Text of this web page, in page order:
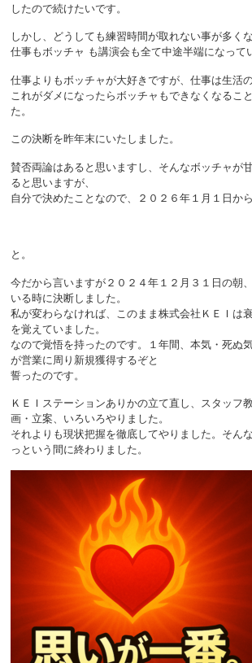
したので続けたいです。
しかし、どうしても練習時間が取れない事が多く
仕事もボッチャ も講演会も全て中途半端になって
仕事よりもボッチャが大好きですが、仕事は生活の
これがダメになったらボッチャもできなくなるこ
た。
この決断を昨年末にいたしました。
賛否両論はあると思いますし、そんなボッチャが
ると思いますが、
自分で決めたことなので、２０２６年１月１日か
と。
今だから言いますが２０２４年１２月３１日の朝
いる時に決断しました。
私が変わらなければ、このまま株式会社ＫＥＩは
を覚えていました。
なので覚悟を持ったのです。１年間、本気・死ぬ
が営業に周り新規獲得するぞと
誓ったのです。
ＫＥＩステーションありかの立て直し、スタッフ
画・立案、いろいろやりました。
それよりも現状把握を徹底してやりました。そん
っという間に終わりました。